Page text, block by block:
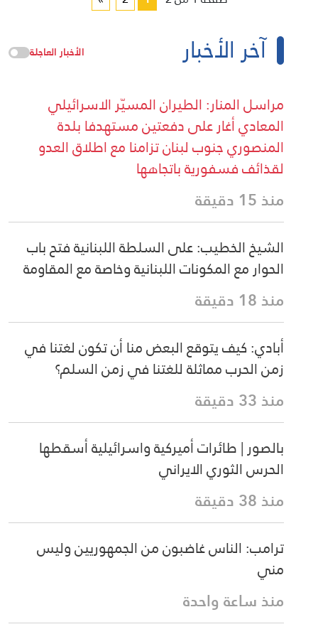
آخر الأخبار الأخبار العاجلة
مراسل المنار: الطيران المسيّر الاسرائيلي
المعادي أغار على دفعتين مستهدفا بلدة
المنصوري جنوب لبنان تزامنا مع اطلاق العدو
لقذائف فسفورية باتجاهها
منذ 15 دقيقة
الشيخ الخطيب: على السلطة اللبنانية فتح باب
الحوار مع المكونات اللبنانية وخاصة مع المقاومة
منذ 18 دقيقة
أبادي: كيف يتوقع البعض منا أن تكون لغتنا في
زمن الحرب مماثلة للغتنا في زمن السلم؟
منذ 33 دقيقة
بالصور | طائرات أميركية واسرائيلية أسقطها
الحرس الثوري الايراني
منذ 38 دقيقة
ترامب: الناس غاضبون من الجمهوريين وليس
مني
منذ ساعة واحدة